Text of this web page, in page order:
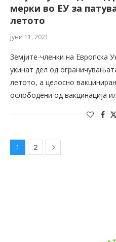
мерки во ЕУ за
летото
јуни 11, 2021
Земјите-членки на Европска
укинат дел од
летото, а целосно
ослободени од вакцинација
1 2